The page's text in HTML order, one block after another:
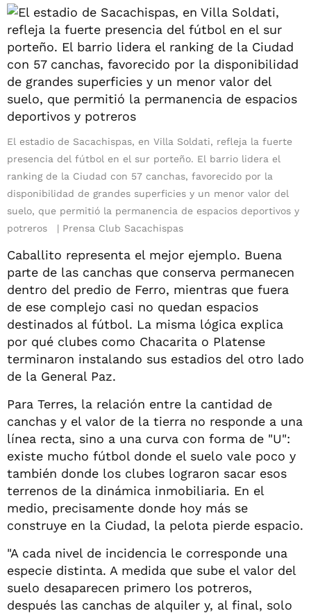
El estadio de Sacachispas, en Villa Soldati, refleja la fuerte
presencia del fútbol en el sur porteño. El barrio lidera el
ranking de la Ciudad con 57 canchas, favorecido por la
disponibilidad de grandes superficies y un menor valor del
suelo, que permitió la permanencia de espacios deportivos y
potreros
Prensa Club Sacachispas
Caballito representa el mejor ejemplo. Buena
parte de las canchas que conserva permanecen
dentro del predio de Ferro, mientras que fuera
de ese complejo casi no quedan espacios
destinados al fútbol. La misma lógica explica
por qué clubes como Chacarita o Platense
terminaron instalando sus estadios del otro lado
de la General Paz.
Para Terres, la relación entre la cantidad de
canchas y el valor de la tierra no responde a una
línea recta, sino a una curva con forma de "U":
existe mucho fútbol donde el suelo vale poco y
también donde los clubes lograron sacar esos
terrenos de la dinámica inmobiliaria. En el
medio, precisamente donde hoy más se
construye en la Ciudad, la pelota pierde espacio.
"A cada nivel de incidencia le corresponde una
especie distinta. A medida que sube el valor del
suelo desaparecen primero los potreros,
después las canchas de alquiler y, al final, solo